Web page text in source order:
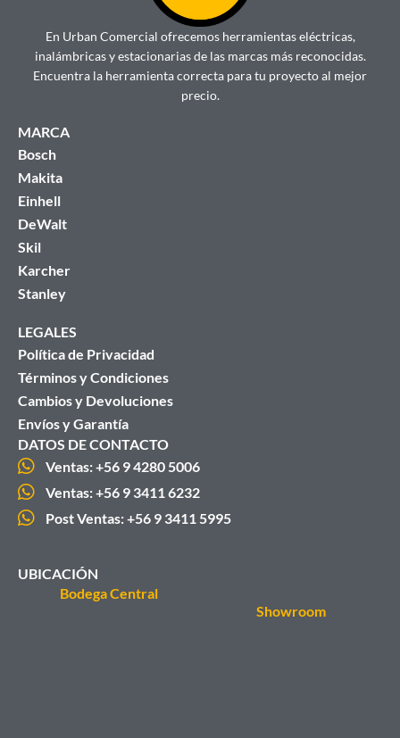
En Urban Comercial ofrecemos herramientas eléctricas,
inalámbricas y estacionarias de las marcas más reconocidas.
Encuentra la herramienta correcta para tu proyecto al mejor
precio.
MARCA
Bosch
Makita
Einhell
DeWalt
Skil
Karcher
Stanley
LEGALES
Política de Privacidad
Términos y Condiciones
Cambios y Devoluciones
Envíos y Garantía
DATOS DE CONTACTO
Ventas: +56 9 4280 5006
Ventas: +56 9 3411 6232
Post Ventas: +56 9 3411 5995
UBICACIÓN
Bodega Central
Showroom